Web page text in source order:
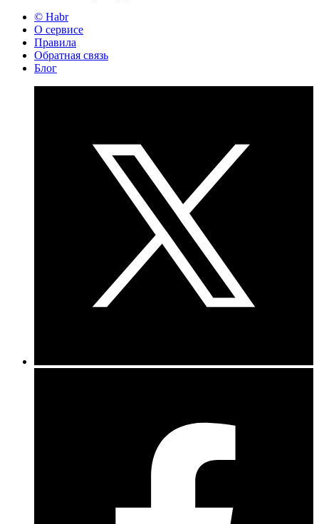
© Habr
О сервисе
Правила
Обратная связь
Блог